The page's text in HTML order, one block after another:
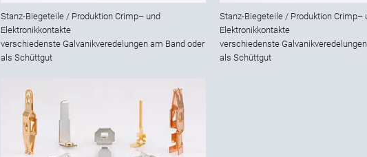
Stanz-Biegeteile / Produktion Crimp– und
Elektronikkontakte
verschiedenste Galvanikveredelungen am Band oder
als Schüttgut
Stanz-Biegeteile / Produktion Crimp–
Elektronikkontakte
verschiedenste
als Schüttgut